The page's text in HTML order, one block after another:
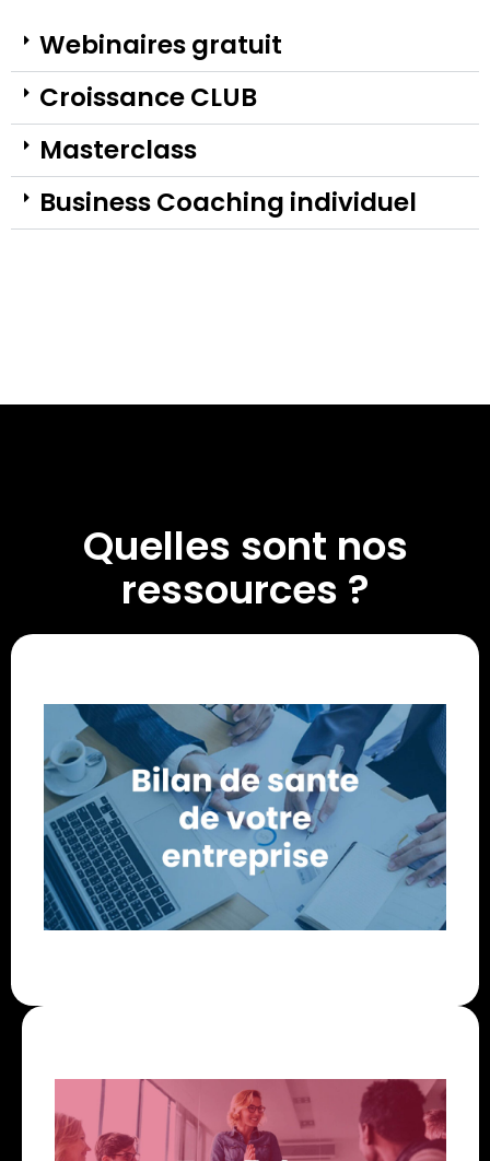
Webinaires gratuit
Croissance CLUB
Masterclass
Business Coaching individuel
Quelles sont nos
ressources ?
Vous voulez savoir si vous possédez toutes les
cartes en main pour développer votre business ?
Effectuez votre bilan de santé afin de découvrir les
opportunités d’amélioration et recevez un compte-
rendu GRATUIT !
3mn résultats instantanés
Challenge – Top 5 des priorités
En tant qu’ActionCOACH, nous pouvons vous aider
à relever vos 5 plus grands Challenges au sein de